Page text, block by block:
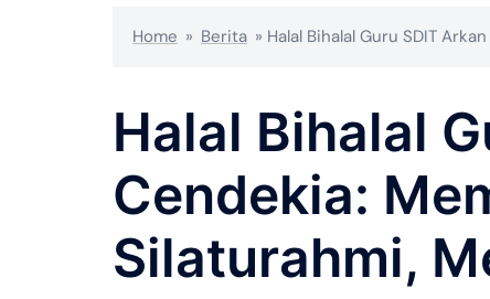
Home » Berita » Halal Bihalal Guru SDIT
Halal Bihalal
Cendekia:
Silaturahmi,